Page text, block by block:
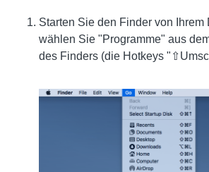
Starten Sie den Finder von Ihrem
wählen Sie "Programme" aus
des Finders (die Hotkeys